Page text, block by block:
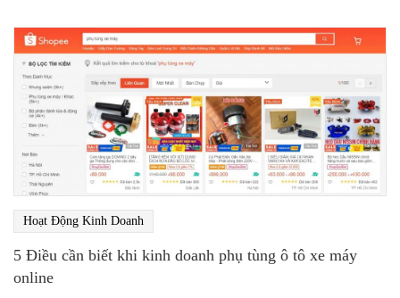
Hoạt Động Kinh Doanh
5 Điều cần biết khi kinh doanh phụ tùng ô tô xe máy
online